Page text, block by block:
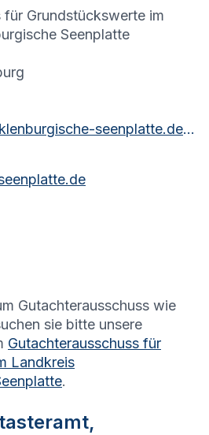
für Grundstückswerte im
Seenplatte
https://www.lk-mecklenburgische-seenplatte.de/Aktuelles/Formulare/Soziales/Gesch%C3%A4ftsstelle-des-Gutachterausschusses.php?object=tx,2761.5.1&ModID=7&FID=2037.380.1&NavID=2761.81&La=1
Gutachterausschuss wie
sie bitte unsere
Gutachterausschuss für
Landkreis
.